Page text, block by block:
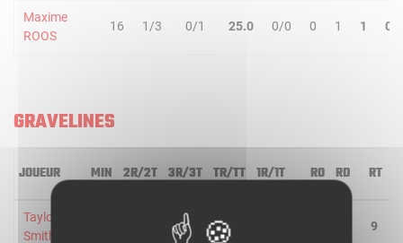
Maxime
ROOS
16 1/3 0/1 25.0 0/0 0 1 1 0
GRAVELINES
JOUEUR MIN 2R/2T 3R/3T TR/TT 1R/1T RO RD RT
Taylor
Smith
0/0 88.9 9